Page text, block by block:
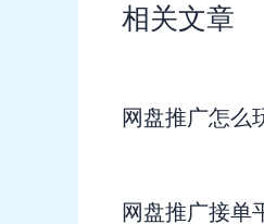
相关文章
网盘推广怎么
网盘推广接单